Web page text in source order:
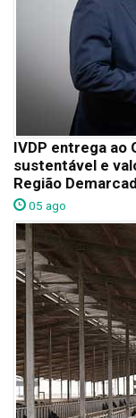
IVDP entrega ao
sustentável e
Região
05 ago